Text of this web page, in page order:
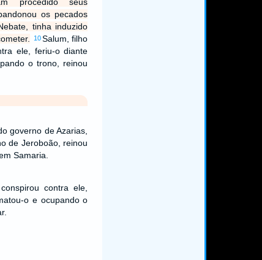
os pecados
tinha induzido
10Salum, filho
ele, feriu-o diante
o trono, reinou
governo de Azarias,
de Jeroboão, reinou
Samaria.
contra ele,
o e ocupando o